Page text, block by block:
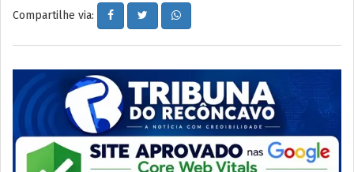
Compartilhe via: